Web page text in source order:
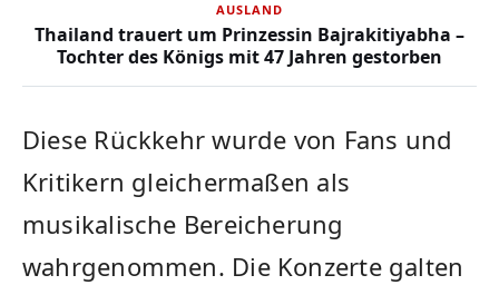
AUSLAND
Thailand trauert um Prinzessin Bajrakitiyabha –
Tochter des Königs mit 47 Jahren gestorben
Diese Rückkehr wurde von Fans und
Kritikern gleichermaßen als
musikalische Bereicherung
wahrgenommen. Die Konzerte galten